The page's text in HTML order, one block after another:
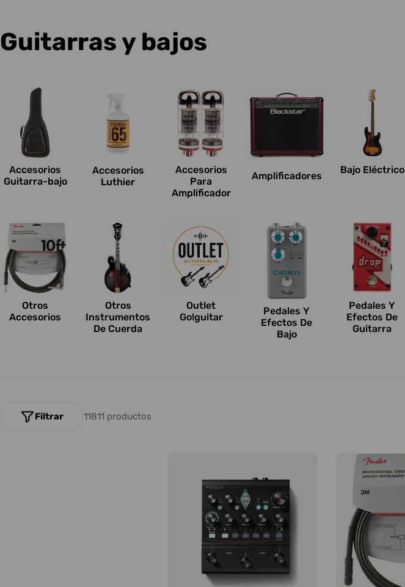
C
c
c
o
n
e
Guitarras y bajos
Accesorios
Guitarra-bajo
Accesorios
Luthier
Accesorios
Para
Amplificador
Amplificadores
Bajo Eléctrico
Otros
Accesorios
Otros
Instrumentos
De Cuerda
Outlet
Go!guitar
Pedales Y
Efectos De
Bajo
Pedales Y
Efectos De
Guitarra
11811 productos
Filtrar